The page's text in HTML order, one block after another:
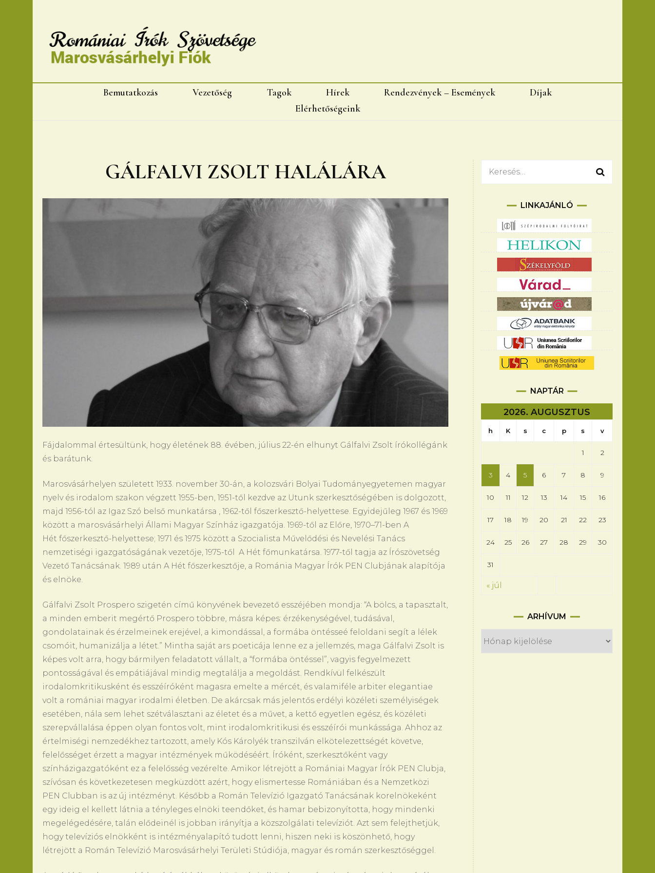
Romániai Írók Szövetsége, Marosvásárhelyi fiok
Bemutatkozás Vezetőség Tagok Hírek Rendezvények – Események
Díjak
Elérhetőségeink
GÁLFALVI ZSOLT HALÁLÁRA
Fájdalommal értesültünk, hogy életének 88. évében, július 22-én elhunyt Gálfalvi Zsolt írókollégánk
és barátunk.
Marosvásárhelyen született 1933. november 30-án, a kolozsvári Bolyai Tudományegyetemen magyar
nyelv és irodalom szakon végzett 1955-ben, 1951-től kezdve az Utunk szerkesztőségében is dolgozott,
majd 1956-tól az Igaz Szó belső munkatársa , 1962-től főszerkesztő-helyettese. Egyidejűleg 1967 és 1969
között a marosvásárhelyi Állami Magyar Színház igazgatója. 1969-től az Előre, 1970–71-ben A
Hét főszerkesztő-helyettese; 1971 és 1975 között a Szocialista Művelődési és Nevelési Tanács
nemzetiségi igazgatóságának vezetője, 1975-től A Hét főmunkatársa. 1977-től tagja az Írószövetség
Vezető Tanácsának. 1989 után A Hét főszerkesztője, a Románia Magyar Írók PEN Clubjának alapítója
és elnöke.
Gálfalvi Zsolt Prospero szigetén című könyvének bevezető esszéjében mondja: “A bölcs, a tapasztalt,
a minden emberit megértő Prospero többre, másra képes: érzékenységével, tudásával,
gondolatainak és érzelmeinek erejével, a kimondással, a formába öntésseé feloldani segít a lélek
csomóit, humanizálja a létet.” Mintha saját ars poeticája lenne ez a jellemzés, maga Gálfalvi Zsolt is
képes volt arra, hogy bármilyen feladatott vállalt, a “formába öntéssel”, vagyis fegyelmezett
pontosságával és empátiájával mindig megtalálja a megoldást. Rendkívül felkészült
irodalomkritikusként és esszéíróként magasra emelte a mércét, és valamiféle arbiter elegantiae
volt a romániai magyar irodalmi életben. De akárcsak más jelentős erdélyi közéleti személyiségek
esetében, nála sem lehet szétválasztani az életet és a művet, a kettő egyetlen egész, és közéleti
szerepvállalása éppen olyan fontos volt, mint irodalomkritikusi és esszéírói munkássága. Ahhoz az
értelmiségi nemzedékhez tartozott, amely Kós Károlyék transzilván elkötelezettségét követve,
felelősséget érzett a magyar intézmények működéséért. Íróként, szerkesztőként vagy
színházigazgatóként ez a felelősség vezérelte. Amikor létrejött a Romániai Magyar Írók PEN Clubja,
szívósan és következetesen megküzdött azért, hogy elismertesse Romániában és a Nemzetközi
PEN Clubban is az új intézményt. Később a Román Televízió Igazgató Tanácsának korelnökeként
egy ideig el kellett látnia a tényleges elnöki teendőket, és hamar bebizonyította, hogy mindenki
megelégedésére, talán elődeinél is jobban irányítja a közszolgálati televíziót. Azt sem felejthetjük,
hogy televíziós elnökként is intézményalapító tudott lenni, hiszen neki is köszönhető, hogy
létrejött a Román Televízió Marosvásárhelyi Területi Stúdiója, magyar és román szerkesztőséggel.
Keresés:
LINKAJÁNLÓ
NAPTÁR
2026. AUGUSZTUS
h K s c p s v
1 2
3 4 5 6 7 8 9
10 11 12 13 14 15 16
17 18 19 20 21 22 23
24 25 26 27 28 29 30
31
« júl
ARHÍVUM
Arhívum